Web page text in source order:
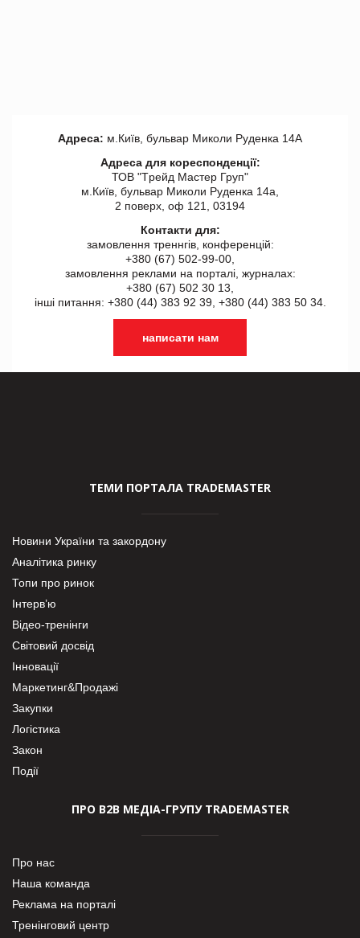
Адреса: м.Київ, бульвар Миколи Руденка 14А
Адреса для кореспонденції:
ТОВ "Tрейд Мастер Груп"
м.Київ, бульвар Миколи Руденка 14а,
2 поверх, оф 121, 03194
Контакти для:
замовлення треннгів, конференцій:
+380 (67) 502-99-00,
замовлення реклами на порталі, журналах:
+380 (67) 502 30 13,
інші питання: +380 (44) 383 92 39, +380 (44) 383 50 34.
написати нам
ТЕМИ ПОРТАЛА TRADEMASTER
Новини України та закордону
Аналітика ринку
Топи про ринок
Інтерв’ю
Відео-тренінги
Світовий досвід
Інновації
Маркетинг&Продажі
Закупки
Логістика
Закон
Події
ПРО В2В МЕДІА-ГРУПУ TRADEMASTER
Про нас
Наша команда
Реклама на порталі
Тренінговий центр